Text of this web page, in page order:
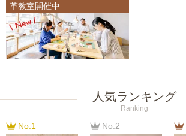
革教室開催中
人気ランキング
Ranking
No.1 No.2